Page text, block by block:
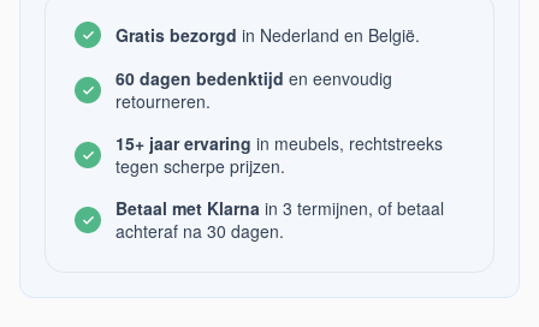
Gratis bezorgd in Nederland en België.
60 dagen bedenktijd en eenvoudig
retourneren.
15+ jaar ervaring in meubels, rechtstreeks
tegen scherpe prijzen.
Betaal met Klarna in 3 termijnen, of betaal
achteraf na 30 dagen.